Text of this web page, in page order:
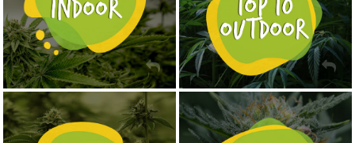
NASIONA MARIHUANY TOP 10 AUTOFLOWERING
KUP TERAZ MOCNE ODMIANY MARIHUANY THC OD 24 - 37%
KUP TERAZ